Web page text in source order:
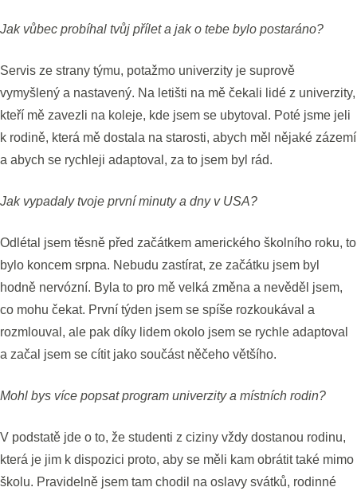
Jak vůbec probíhal tvůj přílet a jak o tebe bylo postaráno?
Servis ze strany týmu, potažmo univerzity je suprově
vymyšlený a nastavený. Na letišti na mě čekali lidé z univerzity,
kteří mě zavezli na koleje, kde jsem se ubytoval. Poté jsme jeli
k rodině, která mě dostala na starosti, abych měl nějaké zázemí
a abych se rychleji adaptoval, za to jsem byl rád.
Jak vypadaly tvoje první minuty a dny v USA?
Odlétal jsem těsně před začátkem amerického školního roku, to
bylo koncem srpna. Nebudu zastírat, ze začátku jsem byl
hodně nervózní. Byla to pro mě velká změna a nevěděl jsem,
co mohu čekat. První týden jsem se spíše rozkoukával a
rozmlouval, ale pak díky lidem okolo jsem se rychle adaptoval
a začal jsem se cítit jako součást něčeho většího.
Mohl bys více popsat program univerzity a místních rodin?
V podstatě jde o to, že studenti z ciziny vždy dostanou rodinu,
která je jim k dispozici proto, aby se měli kam obrátit také mimo
školu. Pravidelně jsem tam chodil na oslavy svátků, rodinné